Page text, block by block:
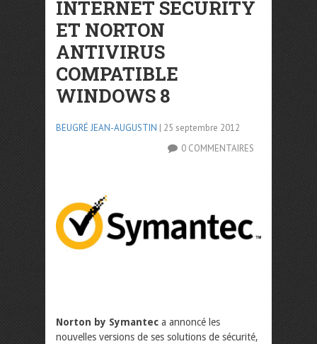
INTERNET SECURITY
ET NORTON
ANTIVIRUS
COMPATIBLE
WINDOWS 8
BEUGRÉ JEAN-AUGUSTIN | 25 septembre 2012
0 COMMENTAIRES
Norton by Symantec a annoncé les
nouvelles versions de ses solutions de sécurité,